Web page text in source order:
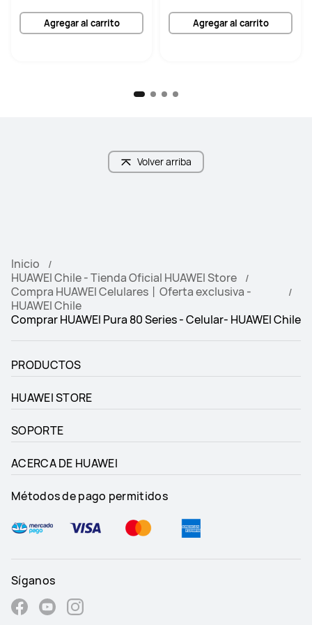
Agregar al carrito Agregar al carrito
Volver arriba
Inicio
HUAWEI Chile - Tienda Oficial HUAWEI Store
Compra HUAWEI Celulares丨Oferta exclusiva -
HUAWEI Chile
Comprar HUAWEI Pura 80 Series - Celular- HUAWEI Chile
PRODUCTOS
HUAWEI STORE
SOPORTE
ACERCA DE HUAWEI
Métodos de pago permitidos
Síganos